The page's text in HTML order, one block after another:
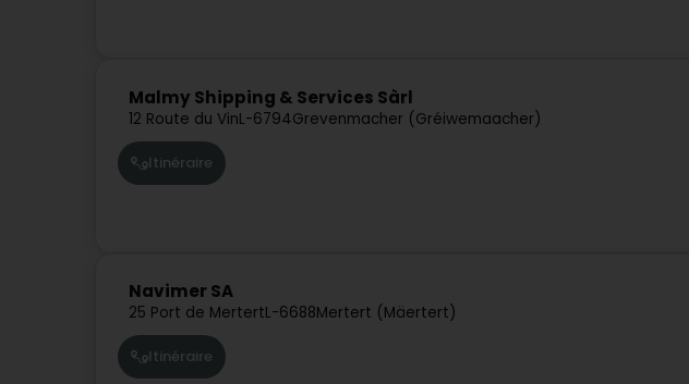
Malmy Shipping & Services Sàrl
12 Route du VinL-6794Grevenmacher (Gréiwemaacher)
Itinéraire
Navimer SA
25 Port de MertertL-6688Mertert (Mäertert)
Itinéraire